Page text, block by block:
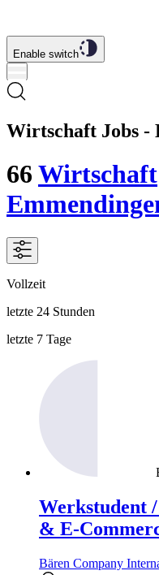
Enable switch
Wirtschaft Jobs -
66 Wirtschaft
Vollzeit
letzte 24 Stunden
letzte 7 Tage
Werkstudent
& E-
Bären Company